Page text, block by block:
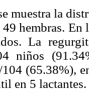
muestra la
49 hembras. En
La
niños
(65.38%),
en 5 lactantes.